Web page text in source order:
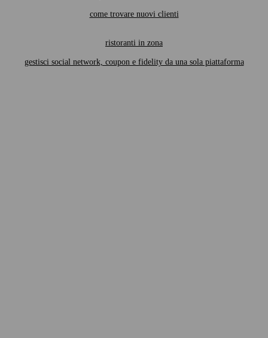
come trovare nuovi clienti
ristoranti in zona
gestisci social network, coupon e fidelity da una sola piattaforma